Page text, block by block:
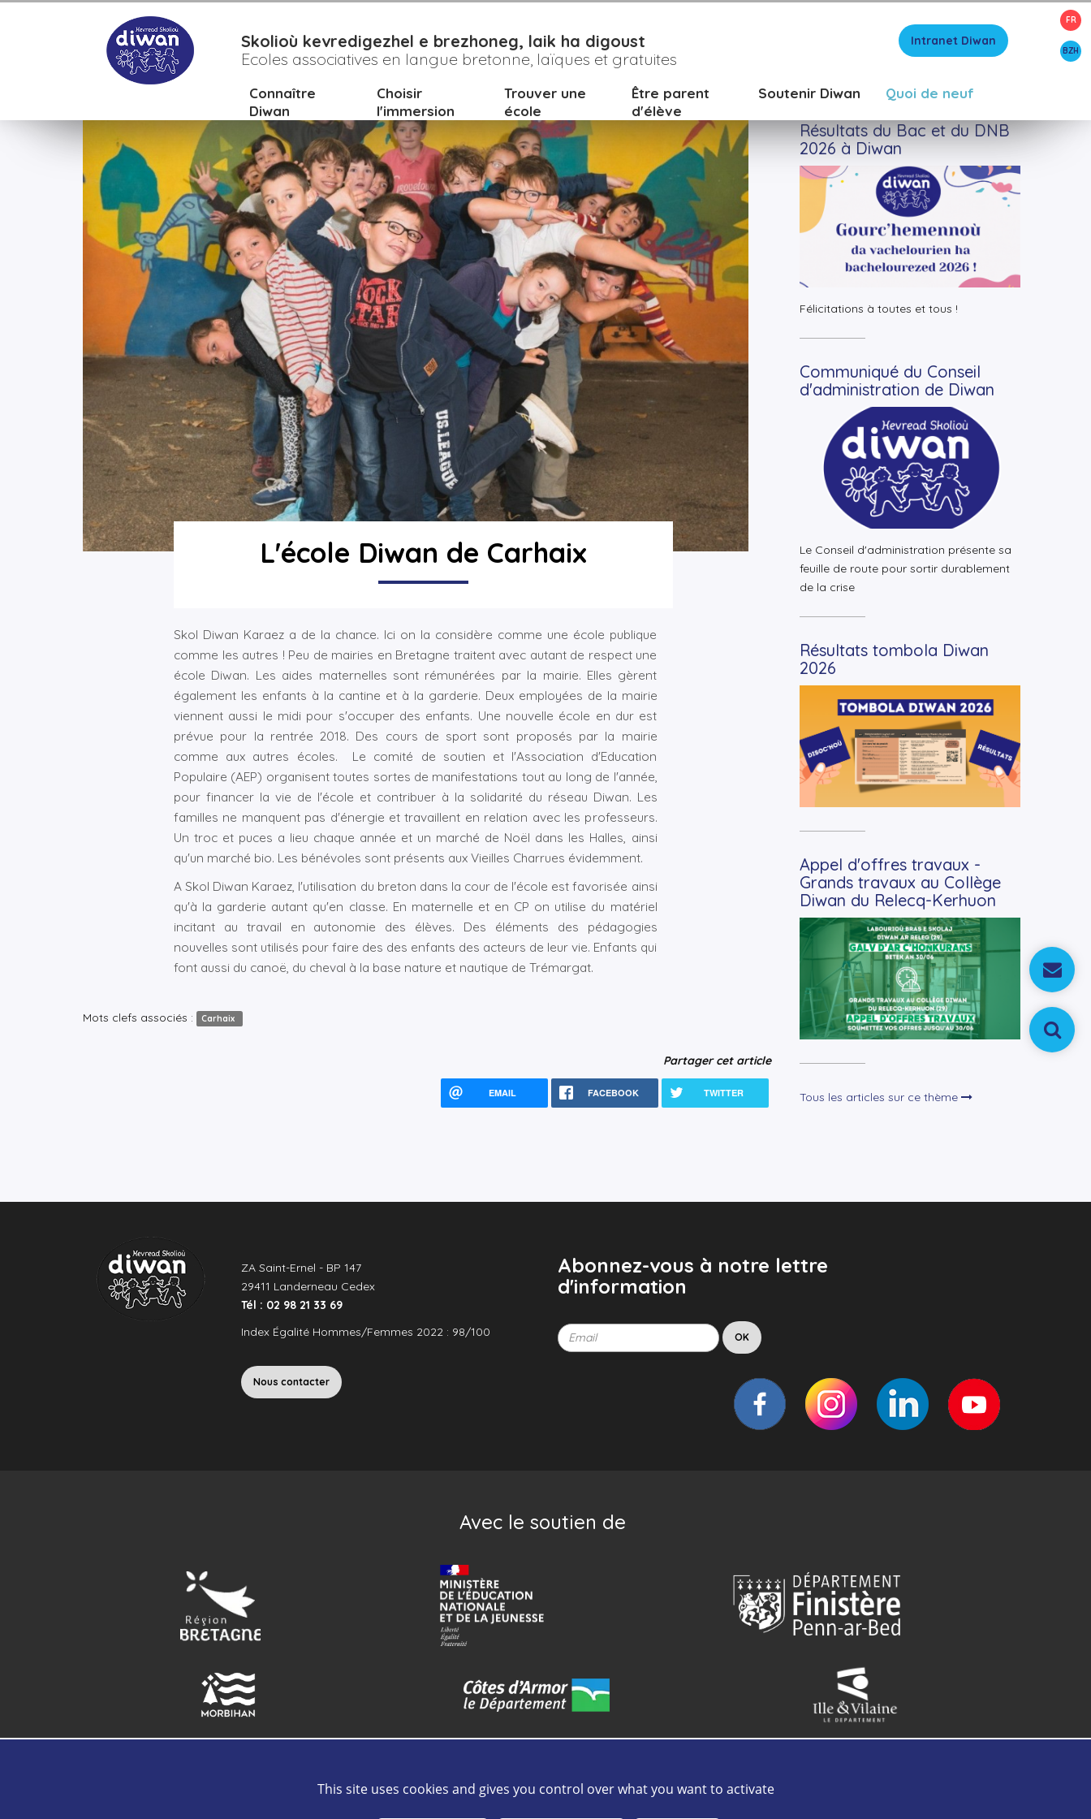
FR
BZH
Skolioù kevredigezhel e brezhoneg, laik ha digoust
Ecoles associatives en langue bretonne, laïques et gratuites
Intranet Diwan
Connaître
Diwan
Choisir
l'immersion
Trouver une
école
Être parent
d'élève
Soutenir Diwan Quoi de neuf
Accueil > Etablissements
L'école Diwan de Carhaix
Skol Diwan Karaez a de la chance. Ici on la considère comme une école publique
comme les autres ! Peu de mairies en Bretagne traitent avec autant de respect une
école Diwan. Les aides maternelles sont rémunérées par la mairie. Elles gèrent
également les enfants à la cantine et à la garderie. Deux employées de la mairie
viennent aussi le midi pour s'occuper des enfants. Une nouvelle école en dur est
prévue pour la rentrée 2018. Des cours de sport sont proposés par la mairie
comme aux autres écoles. Le comité de soutien et l'Association d'Education
Populaire (AEP) organisent toutes sortes de manifestations tout au long de l'année,
pour financer la vie de l'école et contribuer à la solidarité du réseau Diwan. Les
familles ne manquent pas d'énergie et travaillent en relation avec les professeurs.
Un troc et puces a lieu chaque année et un marché de Noël dans les Halles, ainsi
qu'un marché bio. Les bénévoles sont présents aux Vieilles Charrues évidemment.
A Skol Diwan Karaez, l'utilisation du breton dans la cour de l'école est favorisée ainsi
qu'à la garderie autant qu'en classe. En maternelle et en CP on utilise du matériel
incitant au travail en autonomie des élèves. Des éléments des pédagogies
nouvelles sont utilisés pour faire des des enfants des acteurs de leur vie. Enfants qui
font aussi du canoë, du cheval à la base nature et nautique de Trémargat.
Mots clefs associés : Carhaix
Partager cet article
EMAIL FACEBOOK TWITTER
Résultats du Bac et du DNB
2026 à Diwan
+Lire la suite
Félicitations à toutes et tous !
Communiqué du Conseil
d'administration de Diwan
Le Conseil d'administration présente sa
feuille de route pour sortir durablement
de la crise
Résultats tombola Diwan
2026
Appel d'offres travaux -
Grands travaux au Collège
Diwan du Relecq-Kerhuon
+Lire la suite
Tous les articles sur ce thème
ZA Saint-Ernel - BP 147
29411 Landerneau Cedex
Tél : 02 98 21 33 69
Index Égalité Hommes/Femmes 2022 : 98/100
Nous contacter
Abonnez-vous à notre lettre
d'information
Avec le soutien de
This site uses cookies and gives you control over what you want to activate